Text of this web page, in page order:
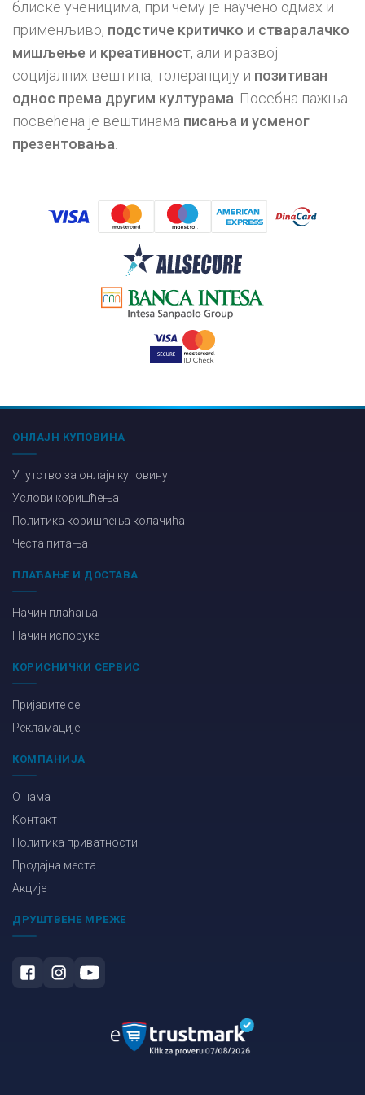
блиске ученицима, при чему је научено одмах и
применљиво, подстиче критичко и стваралачко
мишљење и креативност, али и развој
социјалних вештина, толеранцију и позитиван
однос према другим културама. Посебна пажња
посвећена је вештинама писања и усменог
презентовања.
ОНЛАЈН КУПОВИНА
Упутство за онлајн куповину
Услови коришћења
Политика коришћења колачића
Честа питања
ПЛАЋАЊЕ И ДОСТАВА
Начин плаћања
Начин испоруке
КОРИСНИЧКИ СЕРВИС
Пријавите се
Рекламације
КОМПАНИЈА
О нама
Контакт
Политика приватности
Продајна места
Акције
ДРУШТВЕНЕ МРЕЖЕ